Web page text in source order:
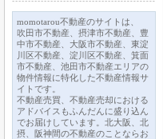
momotarou不動産のサイトは、
吹田市不動産、摂津市不動産、豊
中市不動産、大阪市不動産、東淀
川区不動産、淀川区不動産、箕面
市不動産、池田市不動産エリアの
物件情報に特化した不動産情報サ
イトです。
不動産売買、不動産売却における
アドバイスもふんだんに盛り込ん
でお届けしています。北大阪、北
摂、阪神間の不動産のことならお